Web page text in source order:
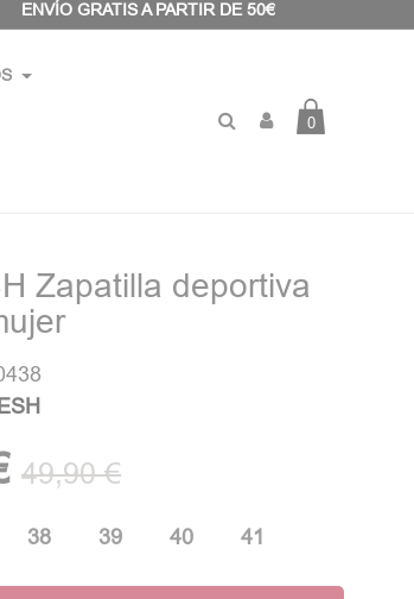
ENVÍO GRATIS A PARTIR DE 50€
0
Zapatilla deportiva
49,90 €
38 39 40 41